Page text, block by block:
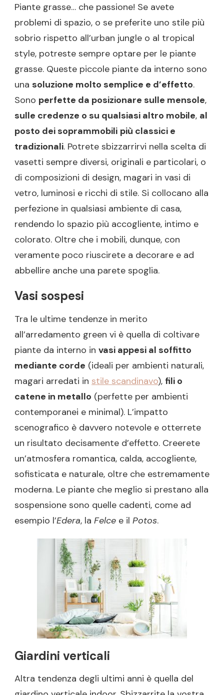
Piante grasse… che passione! Se avete
problemi di spazio, o se preferite uno stile più
sobrio rispetto all’urban jungle o al tropical
style, potreste sempre optare per le piante
grasse. Queste piccole piante da interno sono
una soluzione molto semplice e d’effetto.
Sono perfette da posizionare sulle mensole,
sulle credenze o su qualsiasi altro mobile, al
posto dei soprammobili più classici e
tradizionali. Potrete sbizzarrirvi nella scelta di
vasetti sempre diversi, originali e particolari, o
di composizioni di design, magari in vasi di
vetro, luminosi e ricchi di stile. Si collocano alla
perfezione in qualsiasi ambiente di casa,
rendendo lo spazio più accogliente, intimo e
colorato. Oltre che i mobili, dunque, con
veramente poco riuscirete a decorare e ad
abbellire anche una parete spoglia.
Vasi sospesi
Tra le ultime tendenze in merito
all’arredamento green vi è quella di coltivare
piante da interno in vasi appesi al soffitto
mediante corde (ideali per ambienti naturali,
magari arredati in stile scandinavo), fili o
catene in metallo (perfette per ambienti
contemporanei e minimal). L’impatto
scenografico è davvero notevole e otterrete
un risultato decisamente d’effetto. Creerete
un’atmosfera romantica, calda, accogliente,
sofisticata e naturale, oltre che estremamente
moderna. Le piante che meglio si prestano alla
sospensione sono quelle cadenti, come ad
esempio l’Edera, la Felce e il Potos.
Giardini verticali
Altra tendenza degli ultimi anni è quella del